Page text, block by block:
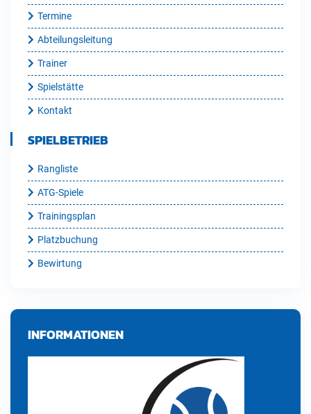
Termine
Abteilungsleitung
Trainer
Spielstätte
Kontakt
SPIELBETRIEB
Rangliste
ATG-Spiele
Trainingsplan
Platzbuchung
Bewirtung
INFORMATIONEN